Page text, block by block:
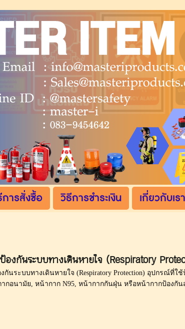
ารสั่งซื้อ วิธีการชำระเงิน เกี่ยวกับเรา
งกันระบบทางเดินหายใจ (Respiratory
กันระบบทางเดินหายใจ (Respiratory Protection) อุปกรณ์ที่
กอนามัย, หน้ากาก N95, หน้ากากกันฝุ่น หรือหน้ากากป้องกัน